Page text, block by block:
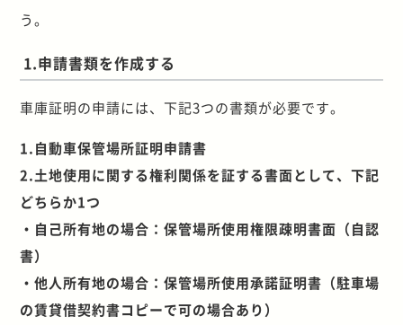
う。
1.申請書類を作成する
車庫証明の申請には、下記3つの書類が必要です。
1.自動車保管場所証明申請書
2.土地使用に関する権利関係を証する書面として、下記
どちらか1つ
・自己所有地の場合：保管場所使用権限疎明書面（自認
書）
・他人所有地の場合：保管場所使用承諾証明書（駐車場
の賃貸借契約書コピーで可の場合あり）